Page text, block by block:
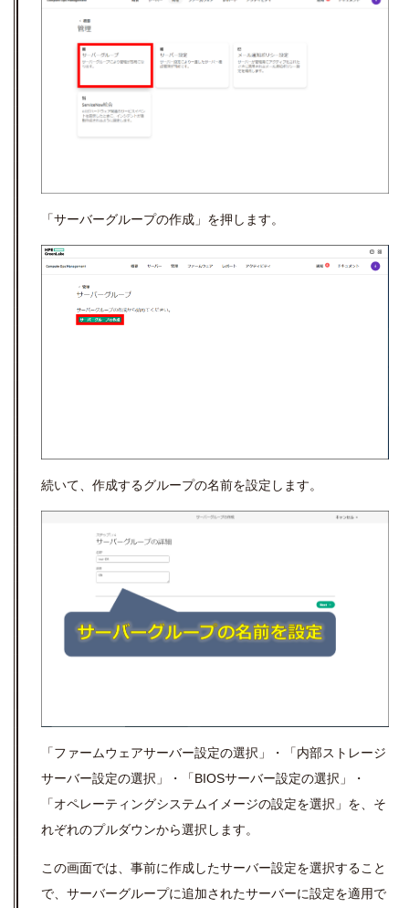
「サーバーグループの作成」を押します。
続いて、作成するグループの名前を設定します。
「ファームウェアサーバー設定の選択」・「内部ストレージ
サーバー設定の選択」・「BIOSサーバー設定の選択」・
「オペレーティングシステムイメージの設定を選択」を、そ
れぞれのプルダウンから選択します。
この画面では、事前に作成したサーバー設定を選択すること
で、サーバーグループに追加されたサーバーに設定を適用で